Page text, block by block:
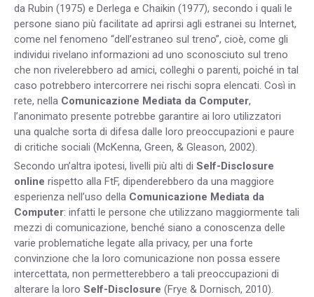
da Rubin (1975) e Derlega e Chaikin (1977), secondo i quali le
persone siano più facilitate ad aprirsi agli estranei su Internet,
come nel fenomeno “dell’estraneo sul treno”, cioè, come gli
individui rivelano informazioni ad uno sconosciuto sul treno
che non rivelerebbero ad amici, colleghi o parenti, poiché in tal
caso potrebbero intercorrere nei rischi sopra elencati. Così in
rete, nella Comunicazione Mediata da Computer,
l’anonimato presente potrebbe garantire ai loro utilizzatori
una qualche sorta di difesa dalle loro preoccupazioni e paure
di critiche sociali (McKenna, Green, & Gleason, 2002).
Secondo un’altra ipotesi, livelli più alti di Self-Disclosure
online rispetto alla FtF, dipenderebbero da una maggiore
esperienza nell’uso della Comunicazione Mediata da
Computer: infatti le persone che utilizzano maggiormente tali
mezzi di comunicazione, benché siano a conoscenza delle
varie problematiche legate alla privacy, per una forte
convinzione che la loro comunicazione non possa essere
intercettata, non permetterebbero a tali preoccupazioni di
alterare la loro Self-Disclosure (Frye & Dornisch, 2010).